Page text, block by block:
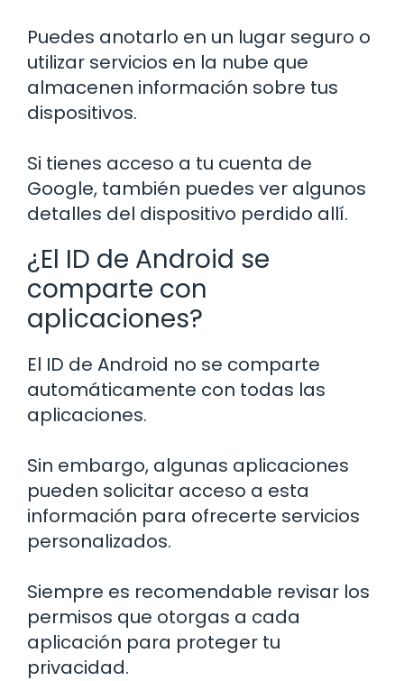
Puedes anotarlo en un lugar seguro o
utilizar servicios en la nube que
almacenen información sobre tus
dispositivos.
Si tienes acceso a tu cuenta de
Google, también puedes ver algunos
detalles del dispositivo perdido allí.
¿El ID de Android se
comparte con
aplicaciones?
El ID de Android no se comparte
automáticamente con todas las
aplicaciones.
Sin embargo, algunas aplicaciones
pueden solicitar acceso a esta
información para ofrecerte servicios
personalizados.
Siempre es recomendable revisar los
permisos que otorgas a cada
aplicación para proteger tu
privacidad.